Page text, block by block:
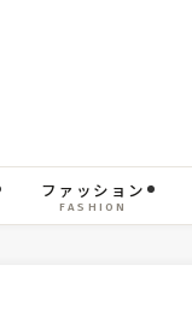
ファッション
FASHION